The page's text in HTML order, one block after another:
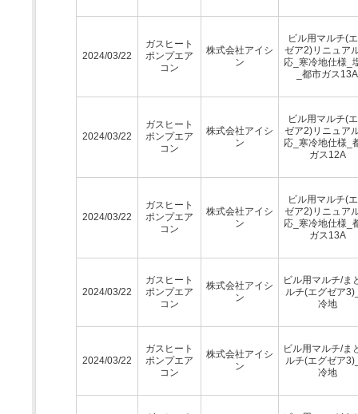
2024/03/22
ガスヒート
ポンプエア
コン
株式会社アイシ
ン
ビル用マルチ(
ゼア2)リニュア
応_寒冷地仕様_
_都市ガス13A
2024/03/22
ガスヒート
ポンプエア
コン
株式会社アイシ
ン
ビル用マルチ(
ゼア2)リニュア
応_寒冷地仕様_
ガス12A
2024/03/22
ガスヒート
ポンプエア
コン
株式会社アイシ
ン
ビル用マルチ(
ゼア2)リニュア
応_寒冷地仕様_
ガス13A
2024/03/22
ガスヒート
ポンプエア
コン
株式会社アイシ
ン
ビル用マルチ/ま
ルチ(エグゼア
冷地
2024/03/22
ガスヒート
ポンプエア
コン
株式会社アイシ
ン
ビル用マルチ/ま
ルチ(エグゼア
冷地